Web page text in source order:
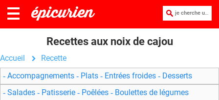
je cherche une recette :
Recettes aux noix de cajou
Accueil
Recette
Accompagnements
Plats Entrées froides
Desserts
Salades
Patisserie Poêlées
Boulettes de légumes